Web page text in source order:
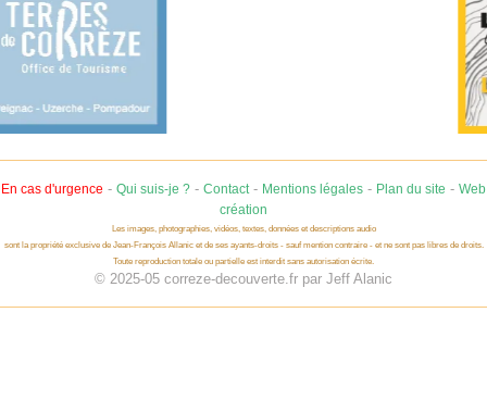
En cas d'urgence - Qui suis-je ? - Contact- Mentions légales - Plan du site - Web
création
Les images, photographies, vidéos, textes, données et descriptions audio
sont la propriété exclusive de Jean-François Allanic et de ses ayants-droits - sauf mention contraire - et ne sont pas libres de droits.
Toute reproduction totale ou partielle est interdit sans autorisation écrite.
© 2025-05 correze-decouverte.fr par Jeff Alanic